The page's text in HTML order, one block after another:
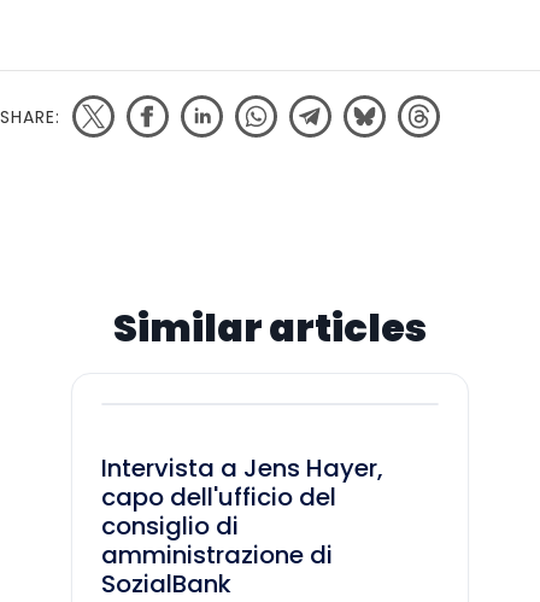
SHARE:
Similar articles
Intervista a Jens Hayer,
capo dell'ufficio del
consiglio di
amministrazione di
SozialBank